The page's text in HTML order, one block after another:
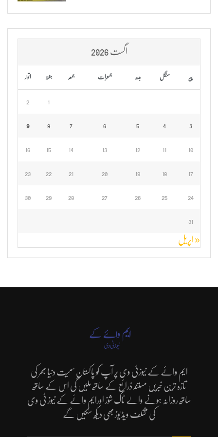
اگست 2026
پیر منگل بدھ جمعرات جمعہ ہفتہ اتوار
1
2
3
4
5
6
7
8
9
10
11
12
13
14
15
16
17
18
19
20
21
22
23
24
25
26
27
28
29
30
31
« اپریل
ایم وائے کے نیوزٹی وی پر آپ کو پاکستان سمیت دنیا بھر کی
تازہ ترین خبریں مستند ذرائع کے ساتھ ملیں گی اس کے ساتھ
ساتھ روزانہ ہونے والے ٹاک شوز اورایم وائے کے نیوز ٹی وی
کی مختلف ویڈیوز بھی دیکھ سکیں گے